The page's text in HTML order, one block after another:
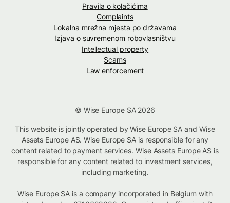
Pravila o kolačićima
Complaints
Lokalna mrežna mjesta po državama
Izjava o suvremenom robovlasništvu
Intellectual property
Scams
Law enforcement
© Wise Europe SA 2026
This website is jointly operated by Wise Europe SA and Wise
Assets Europe AS. Wise Europe SA is responsible for any
content related to payment services. Wise Assets Europe AS is
responsible for any content related to investment services,
including marketing.
Wise Europe SA is a company incorporated in Belgium with